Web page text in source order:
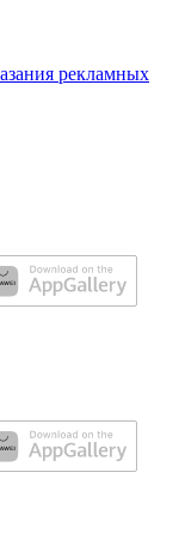
рекламных